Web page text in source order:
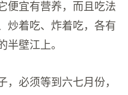
便宜有营养，而且吃法
炒着吃、炸着吃，各有
半壁江上。
，必须等到六七月份，